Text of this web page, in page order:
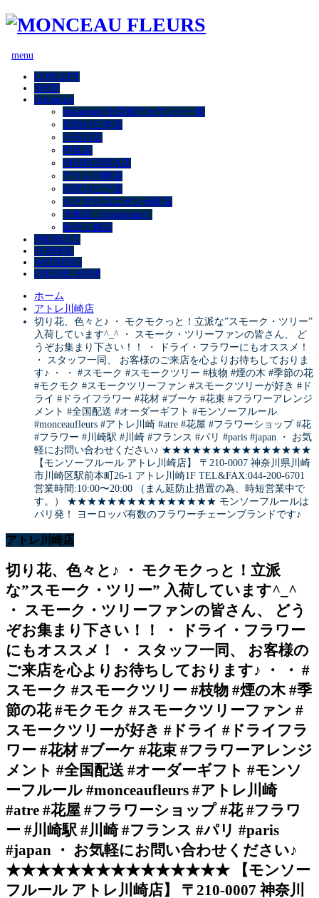
menu
CONCEPT
SHOP
Instagram
Instagram 全店舗アカウント一覧
自由が丘本店
小石川店
中延店
NISHIGINZA店
アトレ川崎店
水沢ロピア店
もとまちユニオン元町店
大船店（Instagram）
仙台三越店
PRODUCT
SCHOOL
WEDDING
ONLINE SHOP
ホーム
アトレ川崎店
切り花、色々と♪ ・ モクモクっと！立派な”スモーク・ツリー”
入荷しています^_^ ・ スモーク・ツリーファンの皆さん、 ど
うぞお集まり下さい！！ ・ ドライ・フラワーにもオススメ！
・ スタッフ一同、 お客様のご来店を心よりお待ちしておりま
す♪ ・ ・ #スモーク #スモークツリー #枝物 #煙の木 #季節の花
#モクモク #スモークツリーファン #スモークツリーが好き #ド
ライ #ドライフラワー #花材 #ブーケ #花束 #フラワーアレンジ
メント #全国配送 #オーダーギフト #モンソーフルール
#monceaufleurs #アトレ川崎 #atre #花屋 #フラワーショップ #花
#フラワー #川崎駅 #川崎 #フランス #パリ #paris #japan ・ お気
軽にお問い合わせください♪ ★★★★★★★★★★★★★★★
【モンソーフルール アトレ川崎店】 〒210-0007 神奈川県川崎
市川崎区駅前本町26-1 アトレ川崎1F TEL&FAX:044-200-6701
営業時間:10:00〜20:00 （まん延防止措置の為、時短営業中で
す。） ★★★★★★★★★★★★★★★ モンソーフルールは
パリ発！ ヨーロッパ有数のフラワーチェーンブランドです♪
アトレ川崎店
切り花、色々と♪ ・ モクモクっと！立派
な”スモーク・ツリー” 入荷しています^_^
・ スモーク・ツリーファンの皆さん、 どう
ぞお集まり下さい！！ ・ ドライ・フラワー
にもオススメ！ ・ スタッフ一同、 お客様の
ご来店を心よりお待ちしております♪ ・ ・ #
スモーク #スモークツリー #枝物 #煙の木 #季
節の花 #モクモク #スモークツリーファン #
スモークツリーが好き #ドライ #ドライフラ
ワー #花材 #ブーケ #花束 #フラワーアレンジ
メント #全国配送 #オーダーギフト #モンソ
ーフルール #monceaufleurs #アトレ川崎
#atre #花屋 #フラワーショップ #花 #フラワ
ー #川崎駅 #川崎 #フランス #パリ #paris
#japan ・ お気軽にお問い合わせください♪
★★★★★★★★★★★★★★★ 【モンソー
フルール アトレ川崎店】 〒210-0007 神奈川